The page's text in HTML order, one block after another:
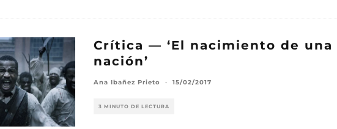
Crítica — ‘El nacimiento de una
nación’
Ana Ibañez Prieto · 15/02/2017
3 MINUTO DE LECTURA